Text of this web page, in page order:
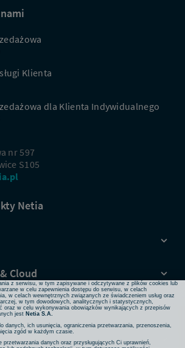
Klienta
dla Klienta Indywidualnego
nr 597
S105
Netia
Cloud
sieciowe
technologii w celu zapewnienia Ci dostępu do serwisu,
i wyświetlania treści dopasowanych do Twoich potrzeb. W
niektórych funkcji serwisu.
z serwisu, w tym zapisywane i odczytywane z plików cookies lub
w celu zapewnienia dostępu do serwisu, w celach
w celach wewnętrznych związanych ze świadczeniem usług oraz
w tym dowodowych, analitycznych i statystycznych,
oraz w celu wykonywania obowiązków wynikających z przepisów
jest Netia S.A.
danych, ich usunięcia, ograniczenia przetwarzania, przenoszenia,
zgód w każdym czasie.
przetwarzania danych oraz przysługujących Ci uprawnień,